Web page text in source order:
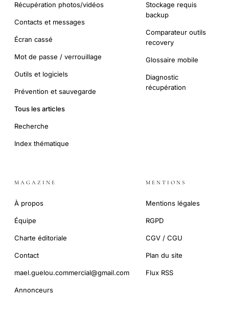
Récupération photos/vidéos
Contacts et messages
Écran cassé
Mot de passe / verrouillage
Outils et logiciels
Prévention et sauvegarde
Tous les articles
Recherche
Index thématique
Stockage requis
backup
Comparateur outils
recovery
Glossaire mobile
Diagnostic
récupération
MAGAZINE
À propos
Équipe
Charte éditoriale
Contact
mael.guelou.commercial@gmail.com
Annonceurs
MENTIONS
Mentions légales
RGPD
CGV / CGU
Plan du site
Flux RSS